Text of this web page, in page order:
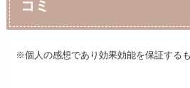
コミ
※個人の感想であり効果効能を保証する